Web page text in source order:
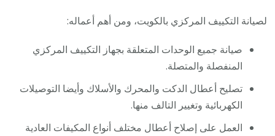
لصيانة التكييف المركزي بالكويت، ومن أهم أعماله:
صيانة جميع الوحدات المتعلقة بجهاز التكييف المركزي
المنفصلة والمتصلة.
تصليح أعطال الدكت والمحرك والأسلاك وأيضا التوصيلات
الكهربائية وتغيير التالف منها.
العمل على إصلاح أعطال مختلف أنواع المكيفات العادية